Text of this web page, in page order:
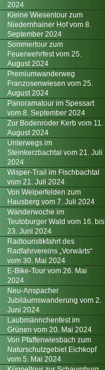
2024
Kleine Wiesentour zum
Niedernhainer Hof vom 8.
September 2024
Sommertour zum
Feuerwehrfest vom 25.
August 2024
Premiumwanderweg
Franzosenwiesen vom 25.
August 2024
Panoramatour im Spessart
vom 8. September 2024
Zur Bodenroder Kerb vom 11.
August 2024
Unterwegs im
Steinkerzbachtal vom 21. Juli
2024
Wisper-Trail im Fischbachtal
vom 21. Juli 2024
Von Weiperfelden zum
Hausberg vom 7. Juli 2024
Wanderwoche im
Teutoburger Wald vom 16. bis
23. Juni 2024
Radtouristikfahrt des
Radfahrvereins „Vorwärts“
vom 30. Mai 2024
E-Bike-Tour vom 26. Mai
2024
Neu-Anspacher
Jubiläumswanderung vom 2.
Juni 2024
Laubmännchenfest im
Grünen vom 20. Mai 2024
Von Pfaffenwiesbach zum
Naturschutzgebiet Eichkopf
vom 5. Mai 2024